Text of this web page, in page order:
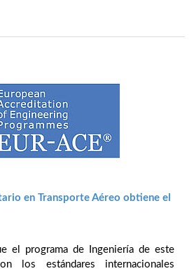
en Transporte Aéreo obtiene el
el programa de Ingeniería de este
los estándares internacionales